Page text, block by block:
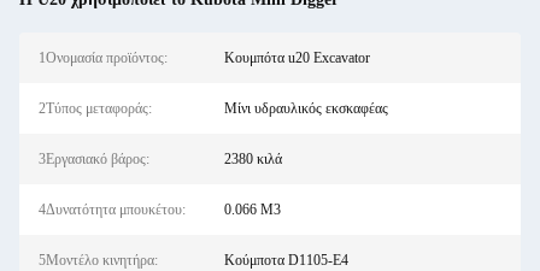
1Ονομασία προϊόντος: Κουμπότα u20 Excavator
2Τύπος μεταφοράς: Μίνι υδραυλικός εκσκαφέας
3Εργασιακό βάρος: 2380 κιλά
4Δυνατότητα μπουκέτου: 0.066 M3
5Μοντέλο κινητήρα: Κούμποτα D1105-E4